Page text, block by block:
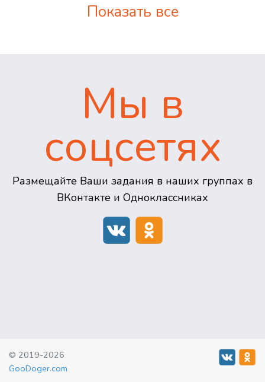
Показать все
Мы в
соцсетях
Размещайте Ваши задания в наших группах в
ВКонтакте и Одноклассниках
© 2019-2026
GooDoger.com